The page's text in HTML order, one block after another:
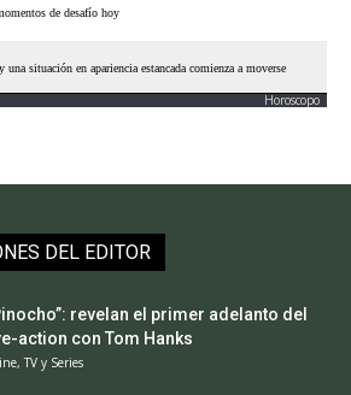
Horoscopo
DEL EDITOR
revelan el primer adelanto del
action con Tom Hanks
TV y Series